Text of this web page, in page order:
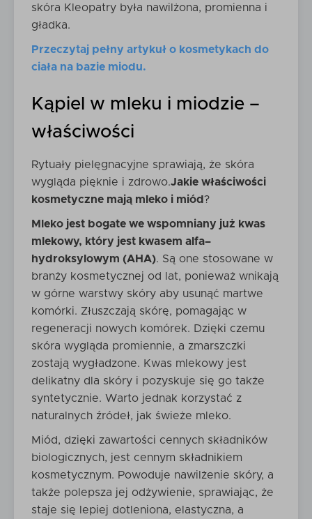
skóra Kleopatry była nawilżona, promienna i
gładka.
Przeczytaj pełny artykuł o kosmetykach do
ciała na bazie miodu.
Kąpiel w mleku i miodzie –
właściwości
Rytuały pielęgnacyjne sprawiają, że skóra
wygląda pięknie i zdrowo.Jakie właściwości
kosmetyczne mają mleko i miód?
Mleko jest bogate we wspomniany już kwas
mlekowy, który jest kwasem alfa–
hydroksylowym (AHA). Są one stosowane w
branży kosmetycznej od lat, ponieważ wnikają
w górne warstwy skóry aby usunąć martwe
komórki. Złuszczają skórę, pomagając w
regeneracji nowych komórek. Dzięki czemu
skóra wygląda promiennie, a zmarszczki
zostają wygładzone. Kwas mlekowy jest
delikatny dla skóry i pozyskuje się go także
syntetycznie. Warto jednak korzystać z
naturalnych źródeł, jak świeże mleko.
Miód, dzięki zawartości cennych składników
biologicznych, jest cennym składnikiem
kosmetycznym. Powoduje nawilżenie skóry, a
także polepsza jej odżywienie, sprawiając, że
staje się lepiej dotleniona, elastyczna, a